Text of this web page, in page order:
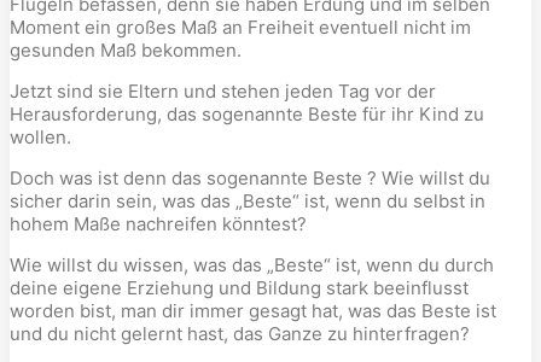
Flügeln befassen, denn sie haben Erdung und im selben
Moment ein großes Maß an Freiheit eventuell nicht im
gesunden Maß bekommen.
Jetzt sind sie Eltern und stehen jeden Tag vor der
Herausforderung, das sogenannte Beste für ihr Kind zu
wollen.
Doch was ist denn das sogenannte Beste ? Wie willst du
sicher darin sein, was das „Beste“ ist, wenn du selbst in
hohem Maße nachreifen könntest?
Wie willst du wissen, was das „Beste“ ist, wenn du durch
deine eigene Erziehung und Bildung stark beeinflusst
worden bist, man dir immer gesagt hat, was das Beste ist
und du nicht gelernt hast, das Ganze zu hinterfragen?